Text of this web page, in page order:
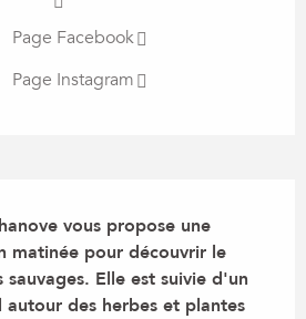
Page Facebook
Page Instagram
vous propose une
matinée pour découvrir le
Elle est suivie d'un
autour des herbes et plantes